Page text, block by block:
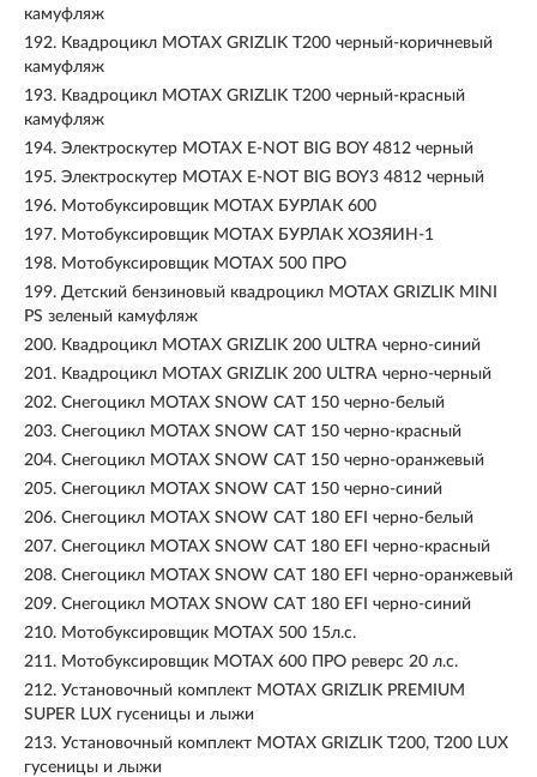
камуфляж
192. Квадроцикл MOTAX GRIZLIK T200 черный-коричневый
камуфляж
193. Квадроцикл MOTAX GRIZLIK T200 черный-красный
камуфляж
194. Электроскутер MOTAX E-NOT BIG BOY 4812 черный
195. Электроскутер MOTAX E-NOT BIG BOY3 4812 черный
196. Мотобуксировщик MOTAX БУРЛАК 600
197. Мотобуксировщик MOTAX БУРЛАК ХОЗЯИН-1
198. Мотобуксировщик МОТАХ 500 ПРО
199. Детский бензиновый квадроцикл MOTAX GRIZLIK MINI
PS зеленый камуфляж
200. Квадроцикл MOTAX GRIZLIK 200 ULTRA черно-синий
201. Квадроцикл MOTAX GRIZLIK 200 ULTRA черно-черный
202. Снегоцикл MOTAX SNOW CAT 150 черно-белый
203. Снегоцикл MOTAX SNOW CAT 150 черно-красный
204. Снегоцикл MOTAX SNOW CAT 150 черно-оранжевый
205. Снегоцикл MOTAX SNOW CAT 150 черно-синий
206. Снегоцикл MOTAX SNOW CAT 180 EFI черно-белый
207. Снегоцикл MOTAX SNOW CAT 180 EFI черно-красный
208. Снегоцикл MOTAX SNOW CAT 180 EFI черно-оранжевый
209. Снегоцикл MOTAX SNOW CAT 180 EFI черно-синий
210. Мотобуксировщик МОТАХ 500 15л.с.
211. Мотобуксировщик МОТАХ 600 ПРО реверс 20 л.с.
212. Установочный комплект MOTAX GRIZLIK PREMIUM
SUPER LUX гусеницы и лыжи
213. Установочный комплект MOTAX GRIZLIK T200, T200 LUX
гусеницы и лыжи